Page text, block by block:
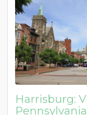
Harrisburg:
Pennsylvania